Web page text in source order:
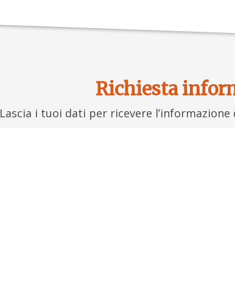
Richiesta
Lascia i tuoi dati per ricevere l’informazione